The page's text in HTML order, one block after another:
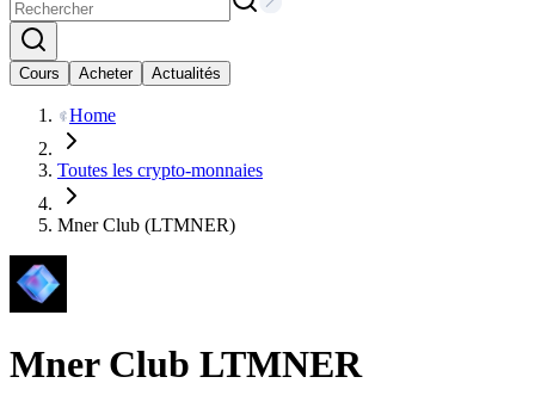
Cours Acheter Actualités
Home
Toutes les crypto-monnaies
Mner Club (LTMNER)
Mner Club LTMNER